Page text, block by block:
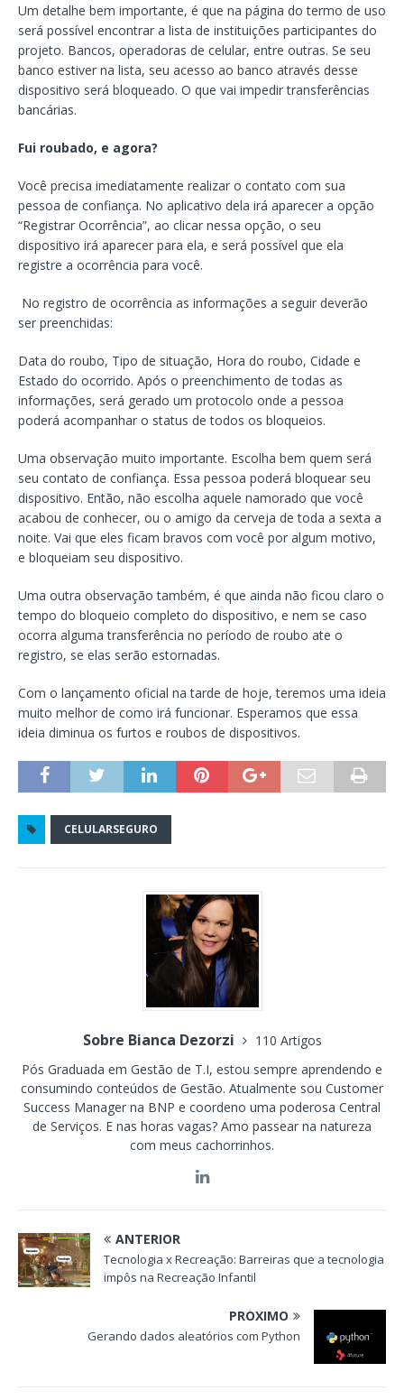
Um detalhe bem importante, é que na página do termo de uso
será possível encontrar a lista de instituições participantes do
projeto. Bancos, operadoras de celular, entre outras. Se seu
banco estiver na lista, seu acesso ao banco através desse
dispositivo será bloqueado. O que vai impedir transferências
bancárias.
Fui roubado, e agora?
Você precisa imediatamente realizar o contato com sua
pessoa de confiança. No aplicativo dela irá aparecer a opção
“Registrar Ocorrência”, ao clicar nessa opção, o seu
dispositivo irá aparecer para ela, e será possível que ela
registre a ocorrência para você.
No registro de ocorrência as informações a seguir deverão
ser preenchidas:
Data do roubo, Tipo de situação, Hora do roubo, Cidade e
Estado do ocorrido. Após o preenchimento de todas as
informações, será gerado um protocolo onde a pessoa
poderá acompanhar o status de todos os bloqueios.
Uma observação muito importante. Escolha bem quem será
seu contato de confiança. Essa pessoa poderá bloquear seu
dispositivo. Então, não escolha aquele namorado que você
acabou de conhecer, ou o amigo da cerveja de toda a sexta a
noite. Vai que eles ficam bravos com você por algum motivo,
e bloqueiam seu dispositivo.
Uma outra observação também, é que ainda não ficou claro o
tempo do bloqueio completo do dispositivo, e nem se caso
ocorra alguma transferência no período de roubo ate o
registro, se elas serão estornadas.
Com o lançamento oficial na tarde de hoje, teremos uma ideia
muito melhor de como irá funcionar. Esperamos que essa
ideia diminua os furtos e roubos de dispositivos.
CELULARSEGURO
Sobre Bianca Dezorzi
110 Artigos
Pós Graduada em Gestão de T.I, estou sempre aprendendo e
consumindo conteúdos de Gestão. Atualmente sou Customer
Success Manager na BNP e coordeno uma poderosa Central
de Serviços. E nas horas vagas? Amo passear na natureza
com meus cachorrinhos.
ANTERIOR
Tecnologia x Recreação: Barreiras que a tecnologia
impôs na Recreação Infantil
PRÓXIMO
Gerando dados aleatórios com Python